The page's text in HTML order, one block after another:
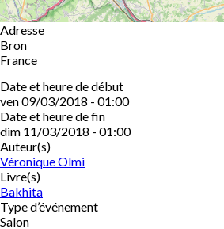
Adresse
Bron
France
Date et heure de début
ven 09/03/2018 - 01:00
Date et heure de fin
dim 11/03/2018 - 01:00
Auteur(s)
Véronique Olmi
Livre(s)
Bakhita
Type d’événement
Salon